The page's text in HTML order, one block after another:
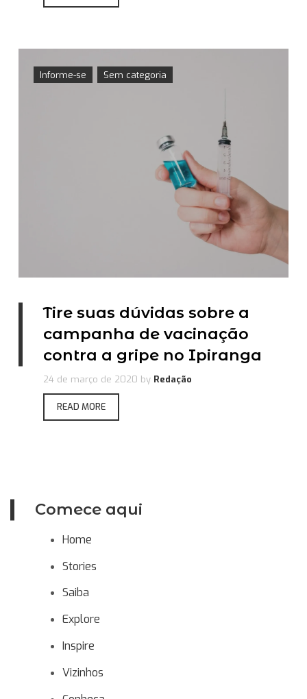
Comece aqui
Home
Stories
Saiba
Explore
Inspire
Vizinhos
Informe-se Sem categoria
Tire suas dúvidas sobre a
campanha de vacinação
contra a gripe no Ipiranga
24 de março de 2020 by Redação
READ MORE